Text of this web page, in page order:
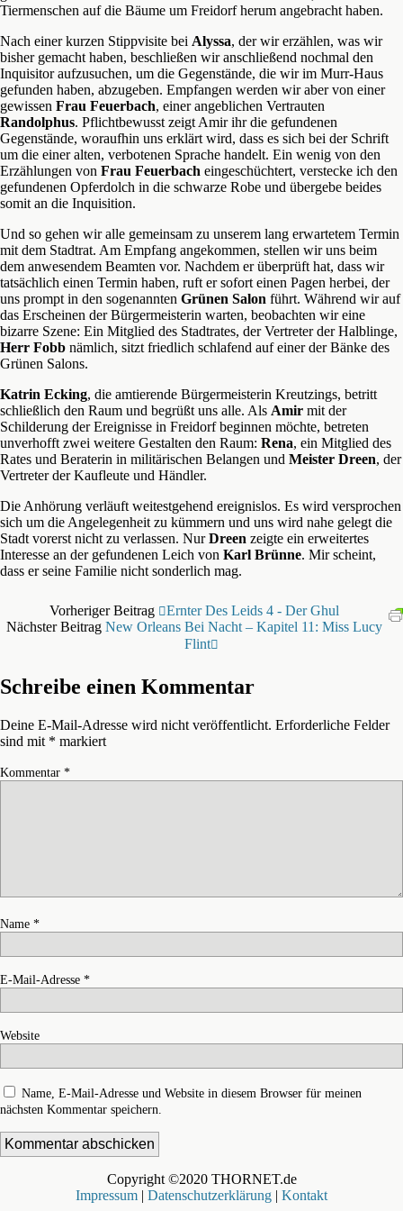
Tiermenschen auf die Bäume um Freidorf herum angebracht haben.
Nach einer kurzen Stippvisite bei Alyssa, der wir erzählen, was wir
bisher gemacht haben, beschließen wir anschließend nochmal den
Inquisitor aufzusuchen, um die Gegenstände, die wir im Murr-Haus
gefunden haben, abzugeben. Empfangen werden wir aber von einer
gewissen Frau Feuerbach, einer angeblichen Vertrauten
Randolphus. Pflichtbewusst zeigt Amir ihr die gefundenen
Gegenstände, woraufhin uns erklärt wird, dass es sich bei der Schrift
um die einer alten, verbotenen Sprache handelt. Ein wenig von den
Erzählungen von Frau Feuerbach eingeschüchtert, verstecke ich den
gefundenen Opferdolch in die schwarze Robe und übergebe beides
somit an die Inquisition.
Und so gehen wir alle gemeinsam zu unserem lang erwartetem Termin
mit dem Stadtrat. Am Empfang angekommen, stellen wir uns beim
dem anwesendem Beamten vor. Nachdem er überprüft hat, dass wir
tatsächlich einen Termin haben, ruft er sofort einen Pagen herbei, der
uns prompt in den sogenannten Grünen Salon führt. Während wir auf
das Erscheinen der Bürgermeisterin warten, beobachten wir eine
bizarre Szene: Ein Mitglied des Stadtrates, der Vertreter der Halblinge,
Herr Fobb nämlich, sitzt friedlich schlafend auf einer der Bänke des
Grünen Salons.
Katrin Ecking, die amtierende Bürgermeisterin Kreutzings, betritt
schließlich den Raum und begrüßt uns alle. Als Amir mit der
Schilderung der Ereignisse in Freidorf beginnen möchte, betreten
unverhofft zwei weitere Gestalten den Raum: Rena, ein Mitglied des
Rates und Beraterin in militärischen Belangen und Meister Dreen, der
Vertreter der Kaufleute und Händler.
Die Anhörung verläuft weitestgehend ereignislos. Es wird versprochen
sich um die Angelegenheit zu kümmern und uns wird nahe gelegt die
Stadt vorerst nicht zu verlassen. NurDreen zeigte ein erweitertes
Interesse an der gefundenen Leich von Karl Brünne. Mir scheint,
dass er seine Familie nicht sonderlich mag.
Vorheriger Beitrag
Ernter Des Leids 4 - Der Ghul
Nächster Beitrag New Orleans Bei Nacht – Kapitel 11: Miss Lucy
Flint
Schreibe einen Kommentar
Deine E-Mail-Adresse wird nicht veröffentlicht. Erforderliche Felder
sind mit * markiert
Kommentar *
Name *
E-Mail-Adresse *
Website
Name, E-Mail-Adresse und Website in diesem Browser für meinen
nächsten Kommentar speichern.
Copyright ©2020 THORNET.de
Impressum | Datenschutzerklärung | Kontakt